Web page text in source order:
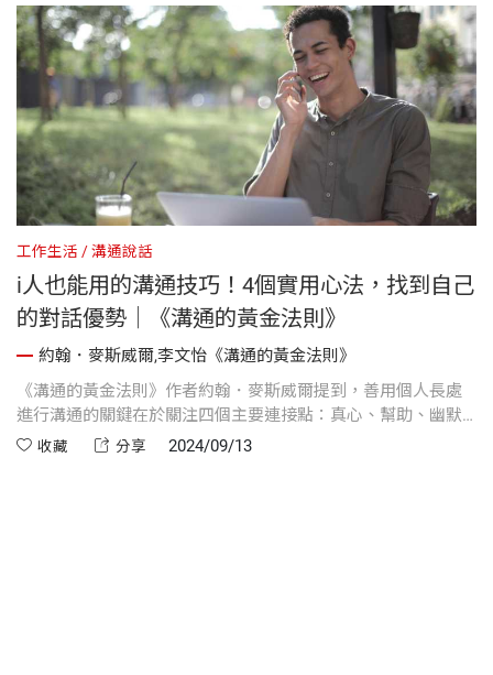
工作生活 溝通說話
i人也能用的溝通技巧！4個實用心法，找到自己
的對話優勢｜《溝通的黃金法則》
約翰．麥斯威爾,李文怡《溝通的黃金法則》
《溝通的黃金法則》作者約翰．麥斯威爾提到，善用個人長處
進行溝通的關鍵在於關注四個主要連接點：真心、幫助、幽默
和希望。這四項特質中，哪一個是你最有效的連結優勢呢？
收藏 分享 2024/09/13